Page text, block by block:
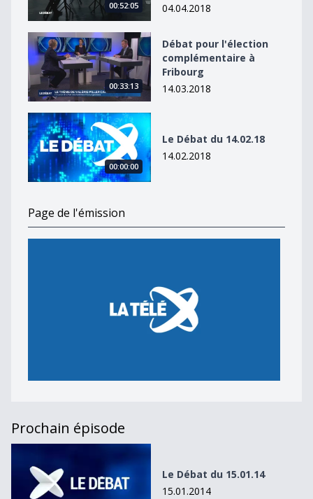
00:52:05
04.04.2018
Débat pour l&#039;élection complémentaire à
00:33:13
Débat pour l'élection
complémentaire à
Fribourg
14.03.2018
Le Débat du 14.02.18
00:00:00
Le Débat du 14.02.18
14.02.2018
Page de l'émission
Prochain épisode
Le Débat du 15.01.14
15.01.2014